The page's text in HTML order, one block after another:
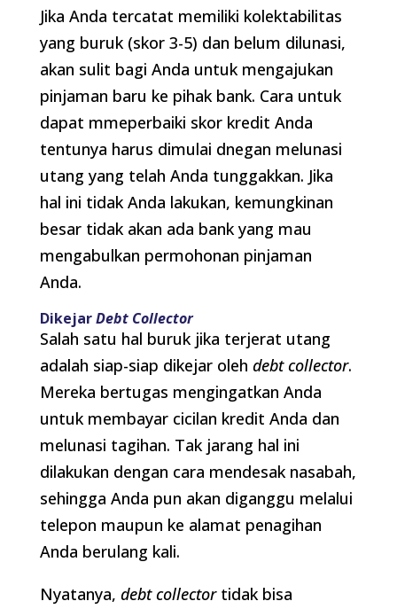
Jika Anda tercatat memiliki kolektabilitas
yang buruk (skor 3-5) dan belum dilunasi,
akan sulit bagi Anda untuk mengajukan
pinjaman baru ke pihak bank. Cara untuk
dapat mmeperbaiki skor kredit Anda
tentunya harus dimulai dnegan melunasi
utang yang telah Anda tunggakkan. Jika
hal ini tidak Anda lakukan, kemungkinan
besar tidak akan ada bank yang mau
mengabulkan permohonan pinjaman
Anda.
DikejarDebt Collector
Salah satu hal buruk jika terjerat utang
adalah siap-siap dikejar oleh debt collector.
Mereka bertugas mengingatkan Anda
untuk membayar cicilan kredit Anda dan
melunasi tagihan. Tak jarang hal ini
dilakukan dengan cara mendesak nasabah,
sehingga Anda pun akan diganggu melalui
telepon maupun ke alamat penagihan
Anda berulang kali.
Nyatanya, debt collector tidak bisa